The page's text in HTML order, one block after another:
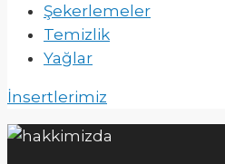
Şekerlemeler
Temizlik
Yağlar
İnsertlerimiz